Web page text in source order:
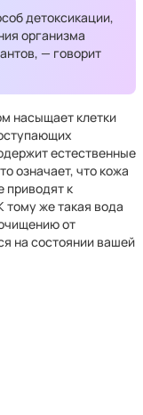
детоксикации,
организма
— говорит
насыщает клетки
естественные
означает, что кожа
приводят к
же такая вода
от
на состоянии вашей